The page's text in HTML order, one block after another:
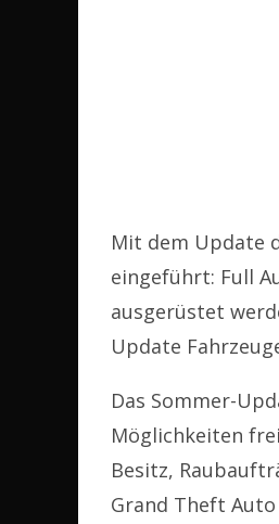
Mit dem Update
eingeführt: Full
ausgerüstet
Update
Das Sommer-
Möglichkeiten
Besitz,
Grand Theft